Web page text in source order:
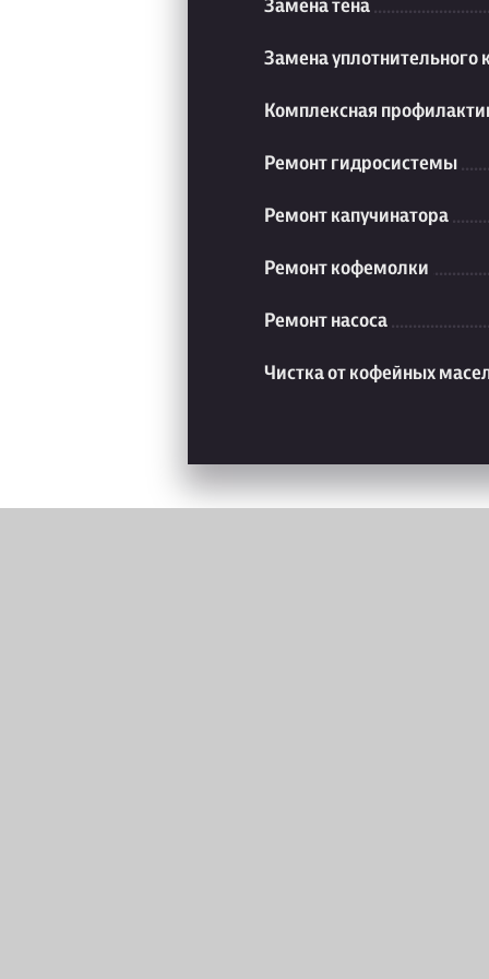
Замена тена
Замена уплотнительного
Комплексная
Ремонт гидросистемы
Ремонт капучинатора
Ремонт кофемолки
Ремонт насоса
Чистка от кофейных